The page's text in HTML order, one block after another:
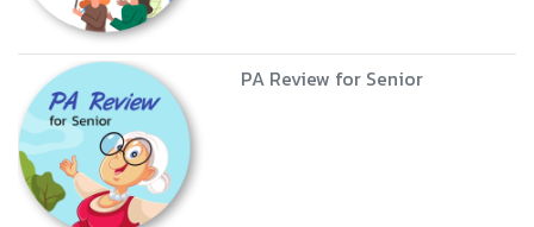
PA Review for Senior